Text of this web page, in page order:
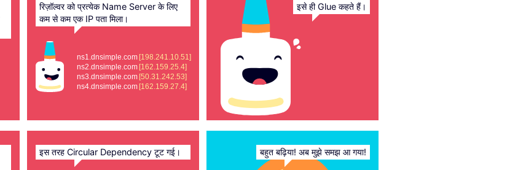
[198.241.10.51]
[162.159.25.4]
[50.31.242.53]
[162.159.27.4]
ns1.dnsimple.com
ns2.dnsimple.com
ns3.dnsimple.com
ns4.dnsimple.com
रिज़ॉल्वर को प्रत्येक Name Server के लिए
कम से कम एक IP पता मिला।
इसे ही Glue कहते हैं।
इस तरह Circular Dependency टूट गई। बहुत बढ़िया! अब मुझे समझ आ गया!